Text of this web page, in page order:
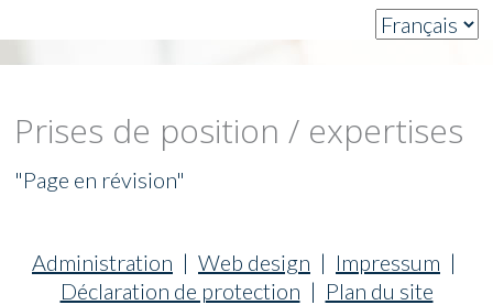
Prises de position / expertises
"Page en révision"
Administration | Web design | Impressum |
Déclaration de protection | Plan du site